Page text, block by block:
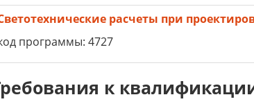
расчеты при
программы: 4727
к